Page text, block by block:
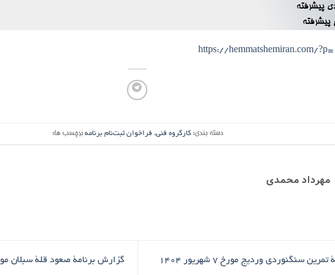
پیشرفته
پیشرفته
https://hemmatshemiran.com/
دسته بندی:کارگروه فنی, فراخوان ثبت‌نام برنامه برچسب ها:
مهرداد محمدی
سنگنوردی وردیج مورخ ۷ شهریور ۱۴۰۴ گزارش برنامۀ صعود قلۀ سبلان مورخ ۱۲و۱۳و۱۴